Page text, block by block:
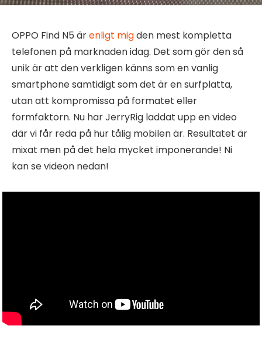
OPPO Find N5 ärenligt migden mest kompletta
telefonen på marknaden idag. Det som gör den så
unik är att den verkligen känns som en vanlig
smartphone samtidigt som det är en surfplatta,
utan att kompromissa på formatet eller
formfaktorn. Nu har JerryRig laddat upp en video
där vi får reda på hur tålig mobilen är. Resultatet är
mixat men på det hela mycket imponerande! Ni
kan se videon nedan!